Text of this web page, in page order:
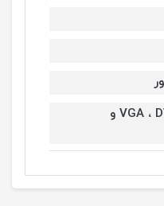
مجهز به ورودی های VGA ، DVI-D و